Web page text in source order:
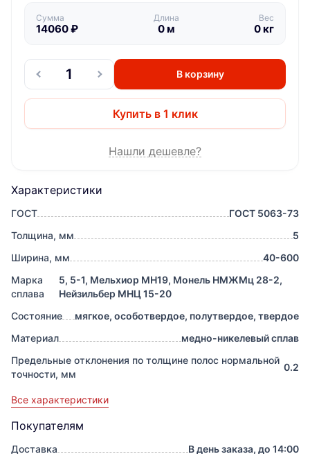
Характеристики
ГОСТ
ГОСТ 5063-73
Толщина, мм
5
Ширина, мм
40-600
Марка
сплава
5, 5-1, Мельхиор МН19, Монель НМЖМц 28-2,
Нейзильбер МНЦ 15-20
Состояние
мягкое, особотвердое, полутвердое, твердое
Материал
медно-никелевый сплав
Предельные отклонения по толщине полос нормальной
точности, мм
0.2
Все характеристики
Покупателям
Доставка
В день заказа, до 14:00
Сумма
14060₽
Длина
0м
Вес
0кг
В корзину
Купить в 1 клик
Нашли дешевле?